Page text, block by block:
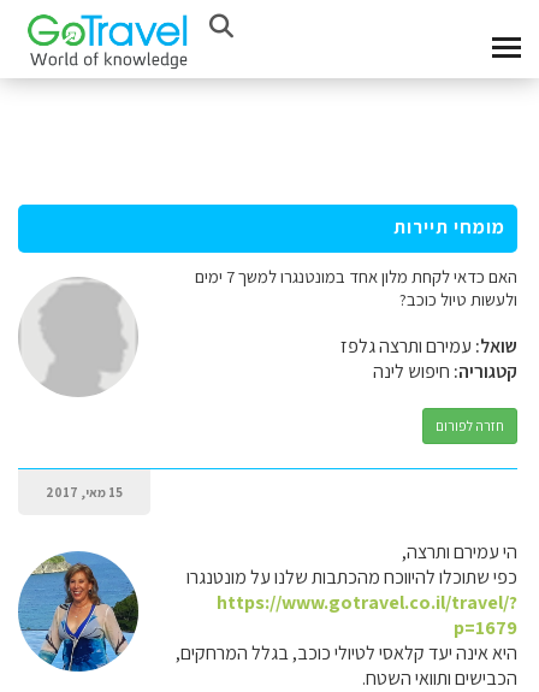
מומחי תיירות
האם כדאי לקחת מלון אחד במונטנגרו למשך 7 ימים
ולעשות טיול כוכב?
שואל: עמירם ותרצה גלפז
קטגוריה: חיפוש לינה
חזרה לפורום
15 מאי, 2017
הי עמירם ותרצה,
כפי שתוכלו להיווכח מהכתבות שלנו על מונטנגרו
https://www.gotravel.co.il/travel/?
p=1679
היא אינה יעד קלאסי לטיולי כוכב, בגלל המרחקים,
הכבישים ותוואי השטח.